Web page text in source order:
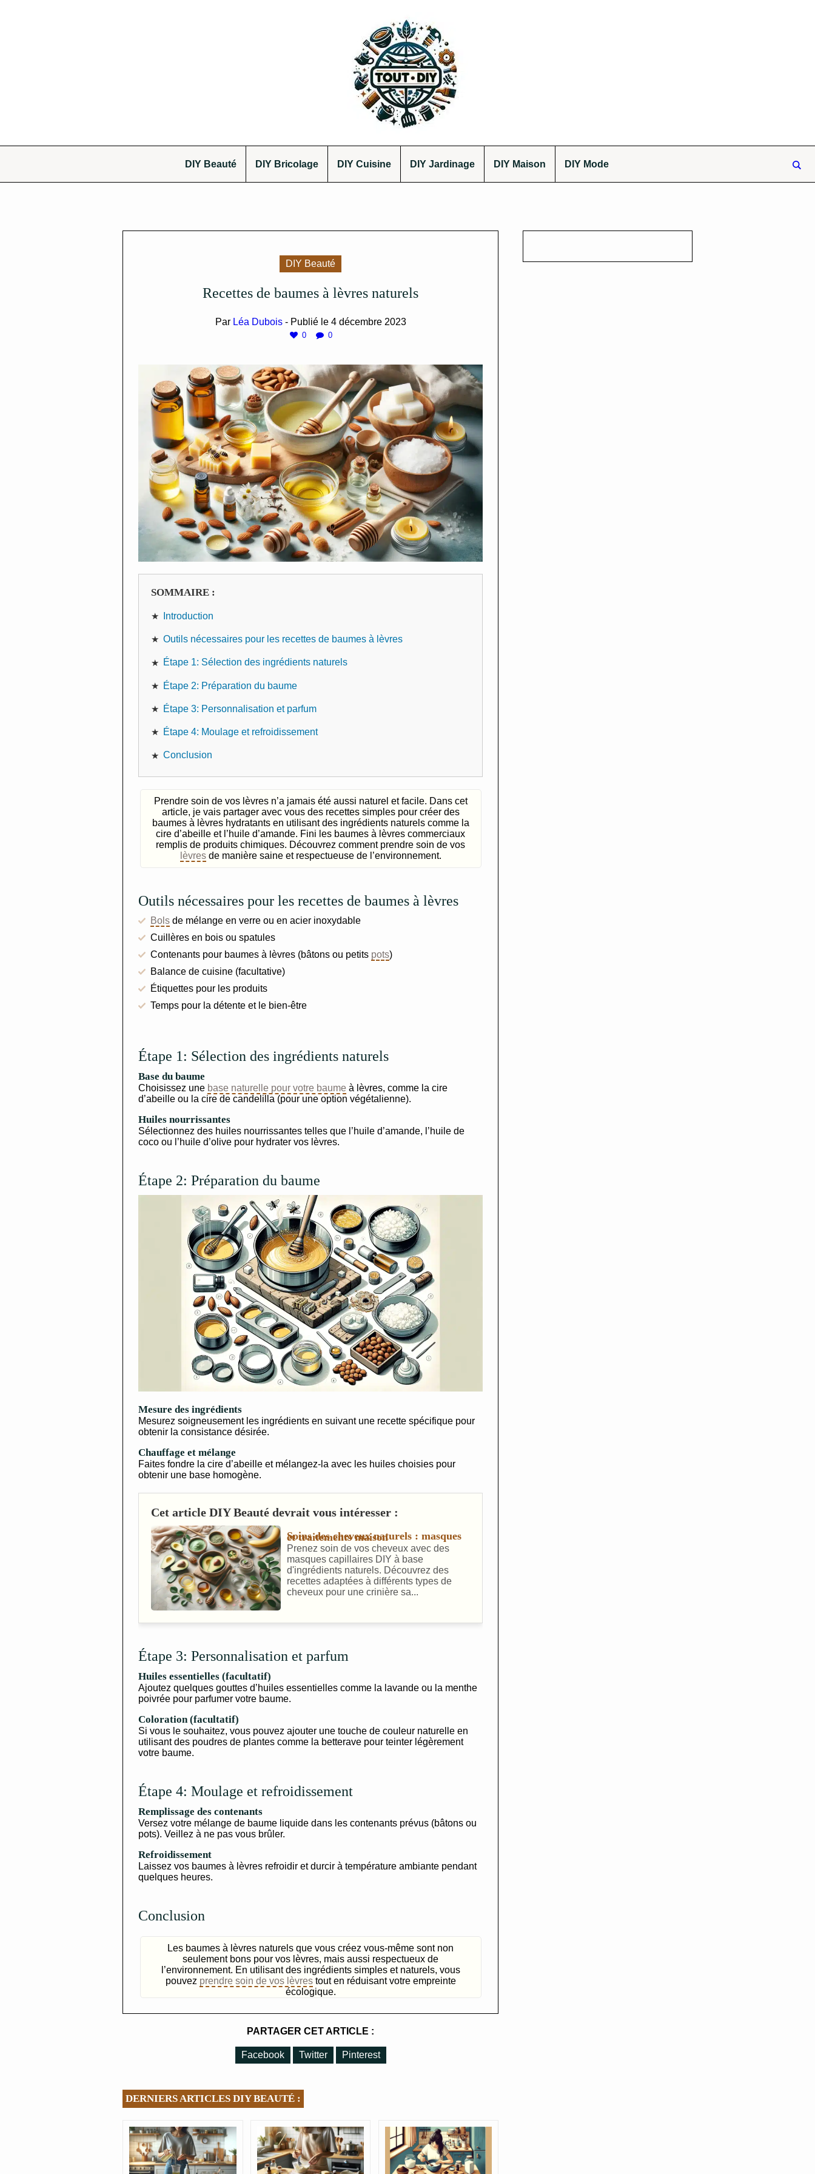
DIY Beauté DIY Bricolage DIY Cuisine DIY Jardinage DIY Maison DIY Mode
DIY Beauté
Recettes de baumes à lèvres naturels
Par Léa Dubois - Publié le 4 décembre 2023
0 0
SOMMAIRE :
Introduction
Outils nécessaires pour les recettes de baumes à lèvres
Étape 1: Sélection des ingrédients naturels
Étape 2: Préparation du baume
Étape 3: Personnalisation et parfum
Étape 4: Moulage et refroidissement
Conclusion
Prendre soin de vos lèvres n’a jamais été aussi naturel et facile. Dans cet
article, je vais partager avec vous des recettes simples pour créer des
baumes à lèvres hydratants en utilisant des ingrédients naturels comme la
cire d’abeille et l’huile d’amande. Fini les baumes à lèvres commerciaux
remplis de produits chimiques. Découvrez comment prendre soin de vos
lèvresde manière saine et respectueuse de l’environnement.
Outils nécessaires pour les recettes de baumes à lèvres
Bols de mélange en verre ou en acier inoxydable
Cuillères en bois ou spatules
Contenants pour baumes à lèvres (bâtons ou petits pots)
Balance de cuisine (facultative)
Étiquettes pour les produits
Temps pour la détente et le bien-être
Étape 1: Sélection des ingrédients naturels
Base du baume
Choisissez une base naturelle pour votre baume à lèvres, comme la cire
d’abeille ou la cire de candelilla (pour une option végétalienne).
Huiles nourrissantes
Sélectionnez des huiles nourrissantes telles que l’huile d’amande, l’huile de
coco ou l’huile d’olive pour hydrater vos lèvres.
Étape 2: Préparation du baume
Mesure des ingrédients
Mesurez soigneusement les ingrédients en suivant une recette spécifique pour
obtenir la consistance désirée.
Chauffage et mélange
Faites fondre la cire d’abeille et mélangez-la avec les huiles choisies pour
obtenir une base homogène.
Cet article DIY Beauté devrait vous intéresser :
Soins des cheveux naturels : masques et traitements maison
Prenez soin de vos cheveux avec des
masques capillaires DIY à base
d'ingrédients naturels. Découvrez des
recettes adaptées à différents types de
cheveux pour une crinière sa...
Étape 3: Personnalisation et parfum
Huiles essentielles (facultatif)
Ajoutez quelques gouttes d’huiles essentielles comme la lavande ou la menthe
poivrée pour parfumer votre baume.
Coloration (facultatif)
Si vous le souhaitez, vous pouvez ajouter une touche de couleur naturelle en
utilisant des poudres de plantes comme la betterave pour teinter légèrement
votre baume.
Étape 4: Moulage et refroidissement
Remplissage des contenants
Versez votre mélange de baume liquide dans les contenants prévus (bâtons ou
pots). Veillez à ne pas vous brûler.
Refroidissement
Laissez vos baumes à lèvres refroidir et durcir à température ambiante pendant
quelques heures.
Conclusion
Les baumes à lèvres naturels que vous créez vous-même sont non
seulement bons pour vos lèvres, mais aussi respectueux de
l’environnement. En utilisant des ingrédients simples et naturels, vous
pouvez prendre soin de vos lèvrestout en réduisant votre empreinte
écologique.
PARTAGER CET ARTICLE :
Facebook Twitter Pinterest
DERNIERS ARTICLES DIY BEAUTÉ :